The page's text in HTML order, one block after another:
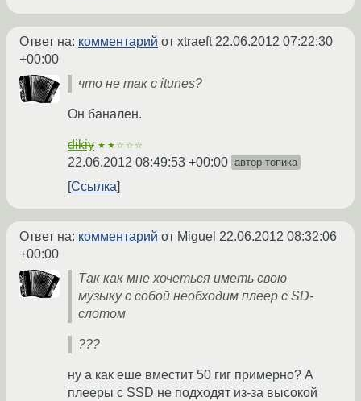
Ответ на: комментарий от xtraeft22.06.2012 07:22:30
+00:00
что не так с itunes?
Он банален.
dikiy ★★☆☆☆
22.06.2012 08:49:53 +00:00 автор топика
Ссылка
Ответ на: комментарий от Miguel 22.06.2012 08:32:06
+00:00
Так как мне хочеться иметь свою
музыку с собой необходим плеер с SD-
слотом
???
ну а как еше вместит 50 гиг примерно? А
плееры с SSD не подходят из-за высокой